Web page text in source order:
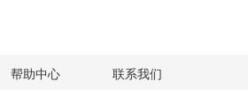
帮助中心 联系我们